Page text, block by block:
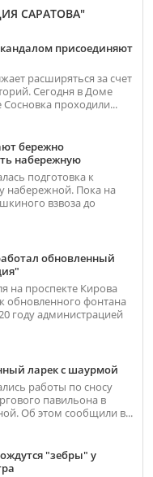
САРАТОВА"
присоединяют
расширяться за счет
Сегодня в Доме
Сосновка проходили...
бережно
набережную
подготовка к
набережной. Пока на
взвоза до
обновленный
на проспекте Кирова
обновленного фонтана
году администрацией
ларек с шаурмой
работы по сносу
павильона в
Об этом сообщили в...
"зебры" у